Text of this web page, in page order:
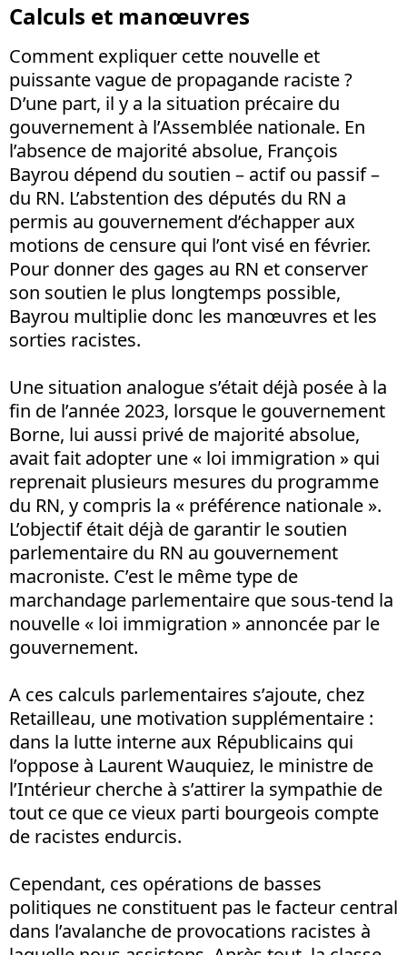
Calculs et manœuvres
Comment expliquer cette nouvelle et
puissante vague de propagande raciste ?
D’une part, il y a la situation précaire du
gouvernement à l’Assemblée nationale. En
l’absence de majorité absolue, François
Bayrou dépend du soutien – actif ou passif –
du RN. L’abstention des députés du RN a
permis au gouvernement d’échapper aux
motions de censure qui l’ont visé en février.
Pour donner des gages au RN et conserver
son soutien le plus longtemps possible,
Bayrou multiplie donc les manœuvres et les
sorties racistes.
Une situation analogue s’était déjà posée à la
fin de l’année 2023, lorsque le gouvernement
Borne, lui aussi privé de majorité absolue,
avait fait adopter une « loi immigration » qui
reprenait plusieurs mesures du programme
du RN, y compris la « préférence nationale ».
L’objectif était déjà de garantir le soutien
parlementaire du RN au gouvernement
macroniste. C’est le même type de
marchandage parlementaire que sous-tend la
nouvelle « loi immigration » annoncée par le
gouvernement.
A ces calculs parlementaires s’ajoute, chez
Retailleau, une motivation supplémentaire :
dans la lutte interne aux Républicains qui
l’oppose à Laurent Wauquiez, le ministre de
l’Intérieur cherche à s’attirer la sympathie de
tout ce que ce vieux parti bourgeois compte
de racistes endurcis.
Cependant, ces opérations de basses
politiques ne constituent pas le facteur central
dans l’avalanche de provocations racistes à